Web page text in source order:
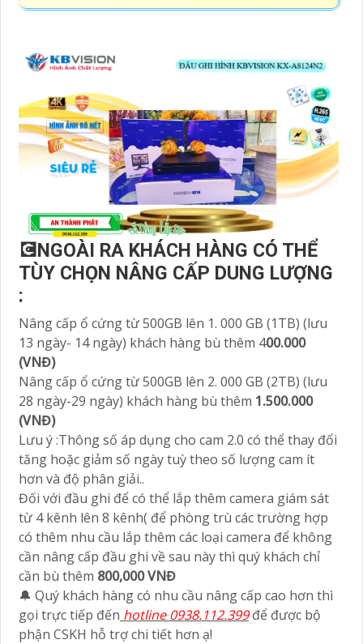
💽NGOÀI RA KHÁCH HÀNG CÓ THỂ
TÙY CHỌN NÂNG CẤP DUNG LƯỢNG
:
Nâng cấp ổ cứng từ 500GB lên 1. 000 GB (1TB) (lưu
13 ngày- 14 ngày) khách hàng bù thêm 400.000
(VNĐ)
Nâng cấp ổ cứng từ 500GB lên 2. 000 GB (2TB) (lưu
28 ngày-29 ngày) khách hàng bù thêm 1.500.000
(VNĐ)
Lưu ý :Thông số áp dụng cho cam 2.0 có thể thay đổi
tăng hoặc giảm số ngày tuỳ theo số lượng cam ít
hơn và độ phân giải..
Đối với đầu ghi để có thể lắp thêm camera giám sát
từ 4 kênh lên 8 kênh( để phòng trù các trường hợp
có thêm nhu cầu lắp thêm các loại camera để không
cần nâng cấp đầu ghi về sau này thì quý khách chỉ
cần bù thêm 800,000 VNĐ
🔔 Quý khách hàng có nhu cầu nâng cấp cao hơn thì
gọi trực tiếp đến hotline 0938.112.399để được bộ
phận CSKH hỗ trợ chi tiết hơn ạ!